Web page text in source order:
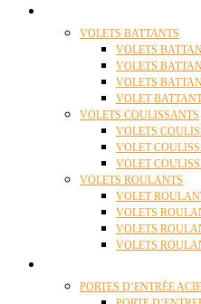
VOLETS BATTANTS
VOLETS
VOLETS
VOLETS
VOLET
VOLETS COULISSANTS
VOLETS
VOLET
VOLET
VOLETS ROULANTS
VOLET
VOLETS
VOLETS
VOLETS
PORTES D’ENTRÉE